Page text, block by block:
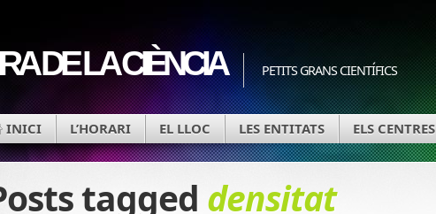
DE LA CIÈNCIA PETITS GRANS CIENTÍFICS
INICI L’HORARI EL LLOC LES ENTITATS ELS CENTRES
tagged densitat